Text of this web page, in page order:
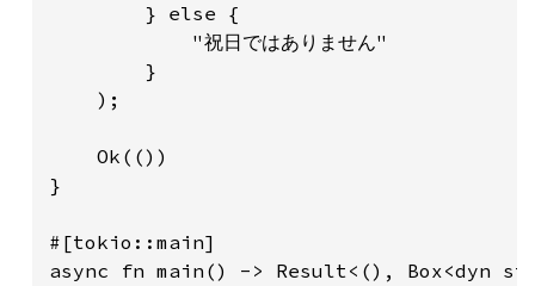
        } else {
            "祝日ではありません"
        }
    );
    Ok(())
}
#[tokio::main]
async fn main() -> Result<(), Box<dyn